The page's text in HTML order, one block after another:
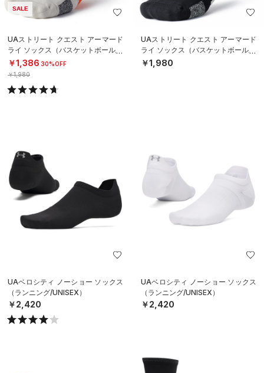
SALE
UAストリート クエスト アーマード
ライ ソックス（バスケットボール/U
NISEX）
￥1,386 30%OFF
￥1,980
UAストリート クエスト アーマード
ライ ソックス（バスケットボール/U
NISEX）
￥1,980
UAベロシティ ノーショー ソックス
（ランニング/UNISEX）
￥2,420
UAベロシティ ノーショー ソックス
（ランニング/UNISEX）
￥2,420